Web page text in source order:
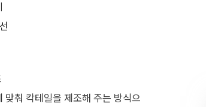
춰 칵테일을 제조해 주는 방식으